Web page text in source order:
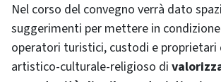
Nel corso del convegno verrà dato
suggerimenti per mettere in
operatori turistici, custodi e
artistico-culturale-religioso di